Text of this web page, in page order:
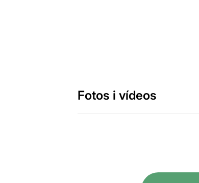
Fotos i vídeos